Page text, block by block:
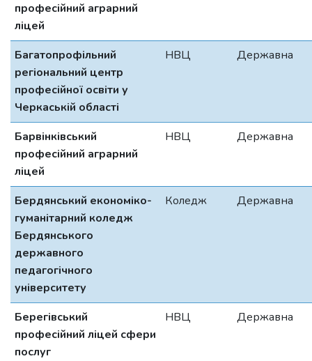
професійний аграрний
ліцей
Багатопрофільний
регіональний центр
професійної освіти у
Черкаській області
НВЦ Державна
Барвінківський
професійний аграрний
ліцей
НВЦ Державна
Бердянський економіко-
гуманітарний коледж
Бердянського
державного
педагогічного
університету
Коледж Державна
Берегівський
професійний ліцей сфери
послуг
НВЦ Державна